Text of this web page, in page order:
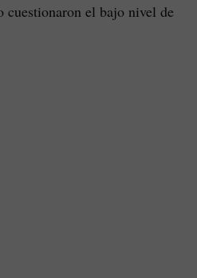
el bajo nivel de